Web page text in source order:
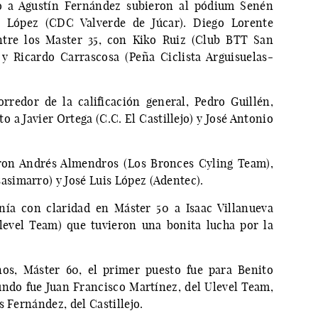
Agustín Fernández subieron al pódium Senén
(CDC Valverde de Júcar). Diego Lorente
los Master 35, con Kiko Ruiz (Club BTT San
Ricardo Carrascosa (Peña Ciclista Arguisuelas-
de la calificación general, Pedro Guillén,
a Javier Ortega (C.C. El Castillejo) y José Antonio
Andrés Almendros (Los Bronces Cyling Team),
y José Luis López (Adentec).
con claridad en Máster 50 a Isaac Villanueva
Team) que tuvieron una bonita lucha por la
Máster 60, el primer puesto fue para Benito
fue Juan Francisco Martínez, del Ulevel Team,
del Castillejo.